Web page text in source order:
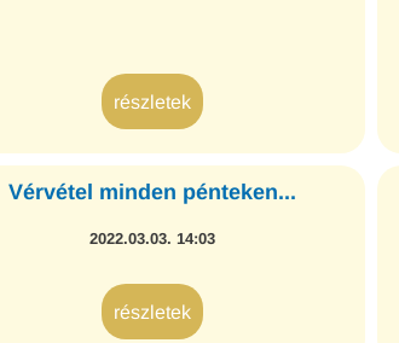
részletek
Vérvétel minden pénteken...
2022.03.03. 14:03
részletek